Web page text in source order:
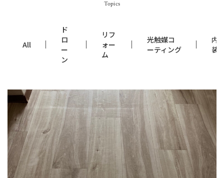
Topics
All
ド
ロ
ー
ン
リフ
ォー
ム
光触媒コ
ーティング
内
装